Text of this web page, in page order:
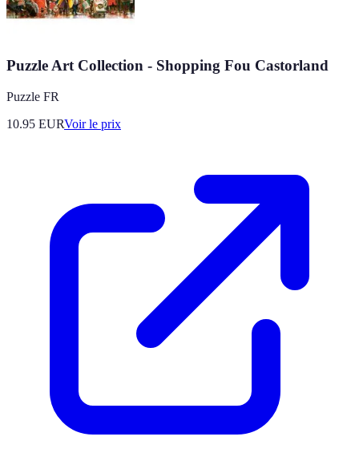
Puzzle Art Collection - Shopping Fou Castorland
Puzzle FR
10.95 EURVoir le prix